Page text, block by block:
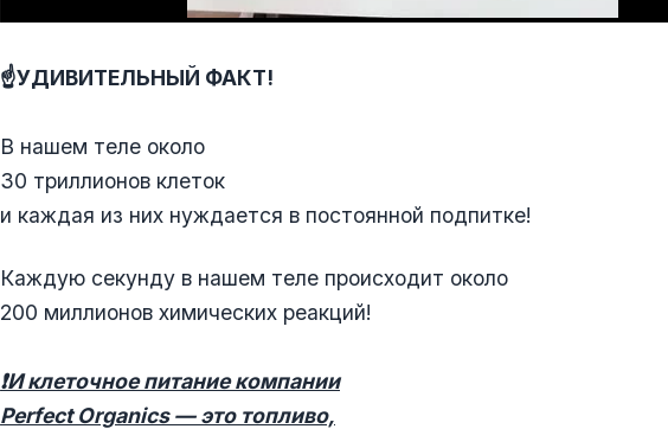
☝️УДИВИТЕЛЬНЫЙ ФАКТ!
В нашем теле около
30 триллионов клеток
и каждая из них нуждается в постоянной подпитке!
Каждую секунду в нашем теле происходит около
200 миллионов химических реакций!
❗️И клеточное питание компании
Perfect Organics — это топливо,